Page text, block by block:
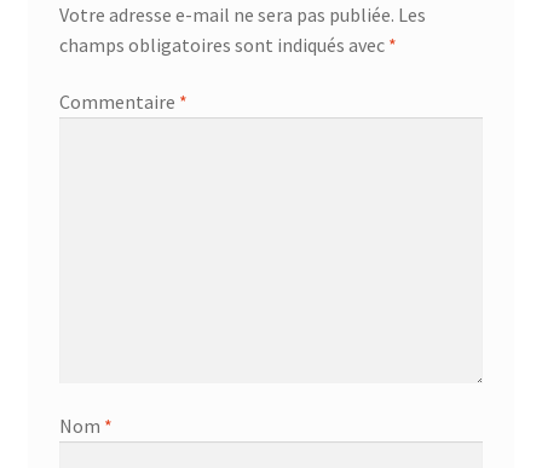
Votre adresse e-mail ne sera pas publiée. Les
champs obligatoires sont indiqués avec *
Commentaire *
Nom *